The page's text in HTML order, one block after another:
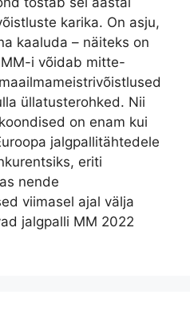
karika. On asju,
kaaluda – näiteks on
i võidab mitte-
üllatusterohked. Nii
on enam kui
jalgpallitähtedele
eriti
nende
viimasel ajal välja
jalgpalli MM 2022